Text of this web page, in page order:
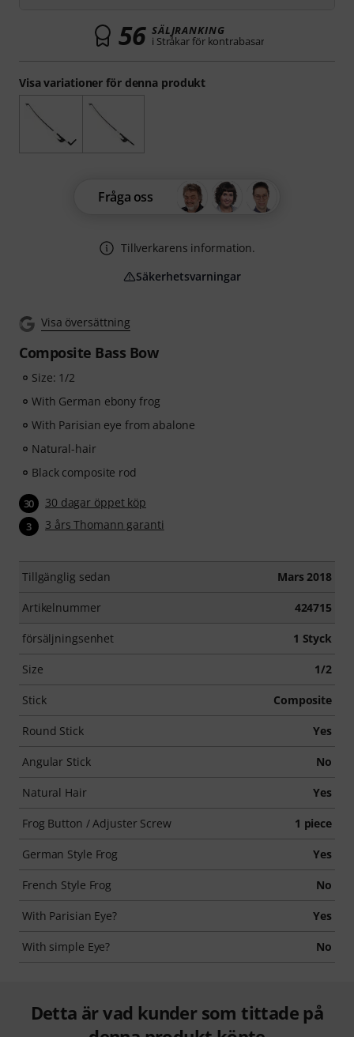
Visa översättning
Composite Bass Bow
Size: 1/2
With German ebony frog
With Parisian eye from abalone
Natural-hair
Black composite rod
30 30 dagar öppet köp
3 3 års Thomann garanti
Tillgänglig sedan Mars 2018
Artikelnummer 424715
försäljningsenhet 1 Styck
Size 1/2
Stick Composite
Round Stick Yes
Angular Stick No
Natural Hair Yes
Frog Button / Adjuster Screw 1 piece
German Style Frog Yes
French Style Frog No
With Parisian Eye? Yes
With simple Eye? No
Visa variationer för denna produkt
56 SÄLJRANKING
i Stråkar för kontrabasar
Fråga oss
Tillverkarens information.
Säkerhetsvarningar
Detta är vad kunder som tittade på